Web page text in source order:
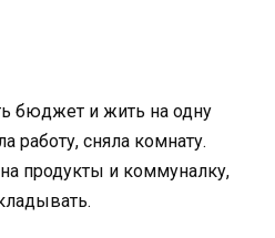
бюджет и жить на одну
сняла комнату.
продукты и коммуналку,